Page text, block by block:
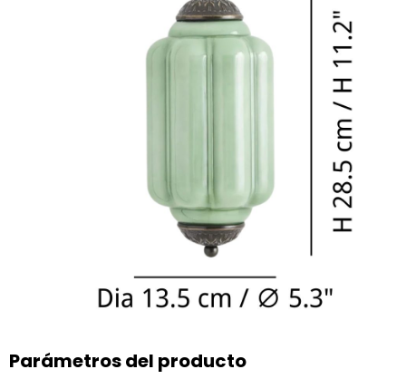
Parámetros del producto